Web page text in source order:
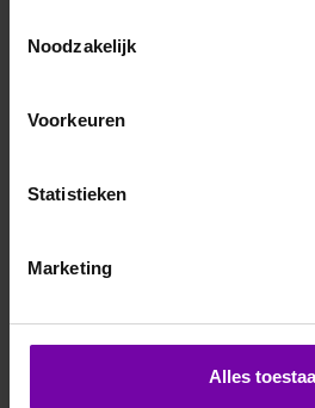
Noodzakelijk
Voorkeuren
Statistieken
Marketing
Alles
Eltek
Voor meer informatie :
Vraag een offerte aan